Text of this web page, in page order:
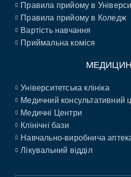
Правила прийому в
Правила прийому в Коледж
Вартість навчання
Приймальна коміся
Університетська клініка
Медичний консультативний
Медичні Центри
Клінічні бази
Навчально-виробнича
Лікувальний відділ